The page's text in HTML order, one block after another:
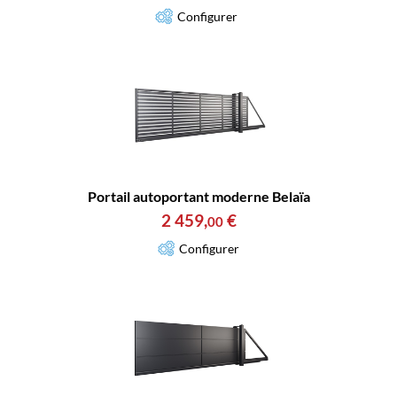
Configurer
Portail autoportant moderne Belaïa
2 459,00 €
Configurer